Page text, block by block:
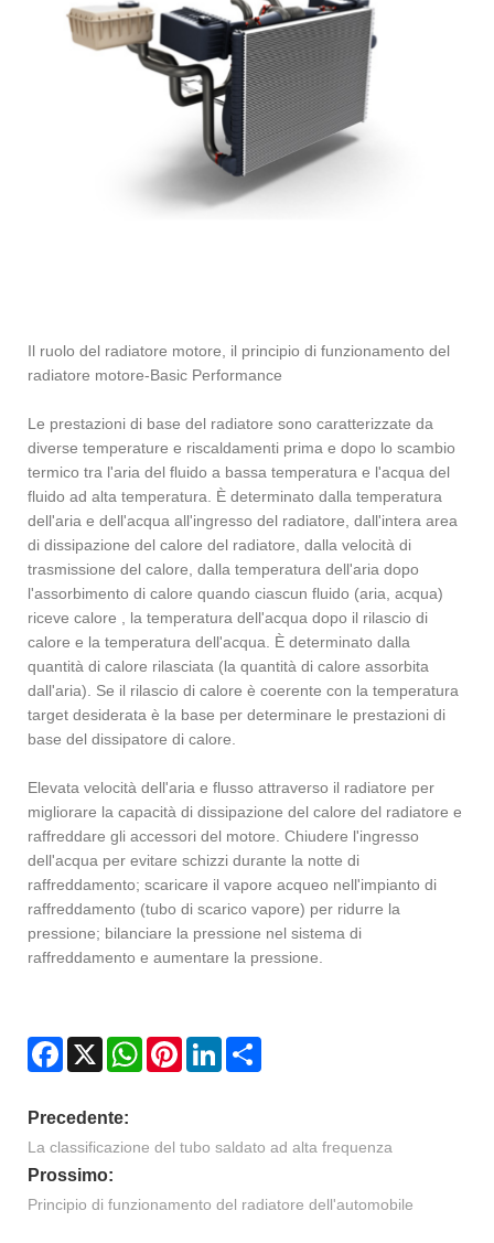
Il ruolo del radiatore motore, il principio di funzionamento del
radiatore motore-Basic Performance
Le prestazioni di base del radiatore sono caratterizzate da
diverse temperature e riscaldamenti prima e dopo lo scambio
termico tra l'aria del fluido a bassa temperatura e l'acqua del
fluido ad alta temperatura. È determinato dalla temperatura
dell'aria e dell'acqua all'ingresso del radiatore, dall'intera area
di dissipazione del calore del radiatore, dalla velocità di
trasmissione del calore, dalla temperatura dell'aria dopo
l'assorbimento di calore quando ciascun fluido (aria, acqua)
riceve calore , la temperatura dell'acqua dopo il rilascio di
calore e la temperatura dell'acqua. È determinato dalla
quantità di calore rilasciata (la quantità di calore assorbita
dall'aria). Se il rilascio di calore è coerente con la temperatura
target desiderata è la base per determinare le prestazioni di
base del dissipatore di calore.
Elevata velocità dell'aria e flusso attraverso il radiatore per
migliorare la capacità di dissipazione del calore del radiatore e
raffreddare gli accessori del motore. Chiudere l'ingresso
dell'acqua per evitare schizzi durante la notte di
raffreddamento; scaricare il vapore acqueo nell'impianto di
raffreddamento (tubo di scarico vapore) per ridurre la
pressione; bilanciare la pressione nel sistema di
raffreddamento e aumentare la pressione.
Facebook
X WhatsAppPinterestLinkedIn
Precedente:
La classificazione del tubo saldato ad alta frequenza
Prossimo:
Principio di funzionamento del radiatore dell'automobile